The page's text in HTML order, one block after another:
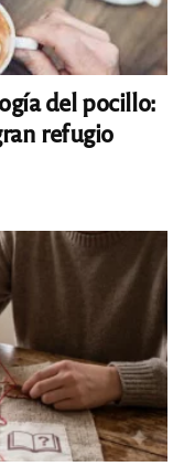
del pocillo:
refugio